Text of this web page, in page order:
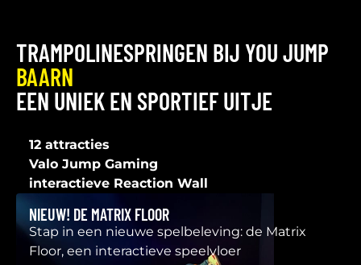
TRAMPOLINESPRINGEN BIJ YOU JUMP
BAARN
EEN UNIEK EN SPORTIEF UITJE
12 attracties
Valo Jump Gaming
interactieve Reaction Wall
NIEUW! DE MATRIX FLOOR
Stap in een nieuwe spelbeleving: de Matrix
Floor, een interactieve speelvloer